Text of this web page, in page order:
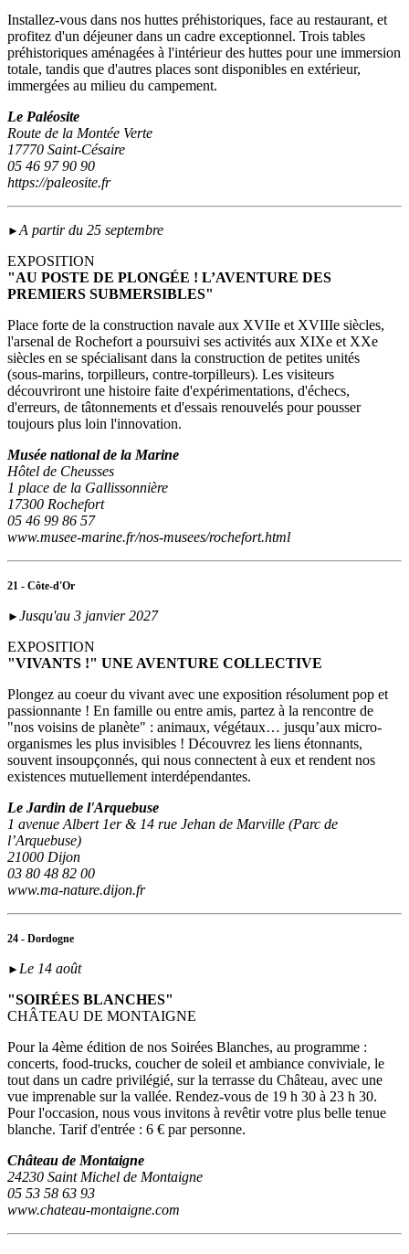
Installez-vous dans nos huttes préhistoriques, face au restaurant, et
profitez d'un déjeuner dans un cadre exceptionnel. Trois tables
préhistoriques aménagées à l'intérieur des huttes pour une immersion
totale, tandis que d'autres places sont disponibles en extérieur,
immergées au milieu du campement.
Le Paléosite
Route de la Montée Verte
17770 Saint-Césaire
05 46 97 90 90
https://paleosite.fr
►A partir du 25 septembre
EXPOSITION
"AU POSTE DE PLONGÉE ! L’AVENTURE DES
PREMIERS SUBMERSIBLES"
Place forte de la construction navale aux XVIIe et XVIIIe siècles,
l'arsenal de Rochefort a poursuivi ses activités aux XIXe et XXe
siècles en se spécialisant dans la construction de petites unités
(sous‑marins, torpilleurs, contre-torpilleurs). Les visiteurs
découvriront une histoire faite d'expérimentations, d'échecs,
d'erreurs, de tâtonnements et d'essais renouvelés pour pousser
toujours plus loin l'innovation.
Musée national de la Marine
Hôtel de Cheusses
1 place de la Gallissonnière
17300 Rochefort
05 46 99 86 57
www.musee-marine.fr/nos-musees/rochefort.html
21 - Côte-d'Or
► Jusqu'au 3 janvier 2027
EXPOSITION
"VIVANTS !" UNE AVENTURE COLLECTIVE
Plongez au coeur du vivant avec une exposition résolument pop et
passionnante ! En famille ou entre amis, partez à la rencontre de
"nos voisins de planète" : animaux, végétaux… jusqu’aux micro-
organismes les plus invisibles ! Découvrez les liens étonnants,
souvent insoupçonnés, qui nous connectent à eux et rendent nos
existences mutuellement interdépendantes.
Le Jardin de l'Arquebuse
1 avenue Albert 1er & 14 rue Jehan de Marville (Parc de
l’Arquebuse)
21000 Dijon
03 80 48 82 00
www.ma-nature.dijon.fr
24 - Dordogne
► Le 14 août
"SOIRÉES BLANCHES"
CHÂTEAU DE MONTAIGNE
Pour la 4ème édition de nos Soirées Blanches, au programme :
concerts, food-trucks, coucher de soleil et ambiance conviviale, le
tout dans un cadre privilégié, sur la terrasse du Château, avec une
vue imprenable sur la vallée. Rendez-vous de 19 h 30 à 23 h 30.
Pour l'occasion, nous vous invitons à revêtir votre plus belle tenue
blanche. Tarif d'entrée : 6 € par personne.
Château de Montaigne
24230 Saint Michel de Montaigne
05 53 58 63 93
www.chateau-montaigne.com